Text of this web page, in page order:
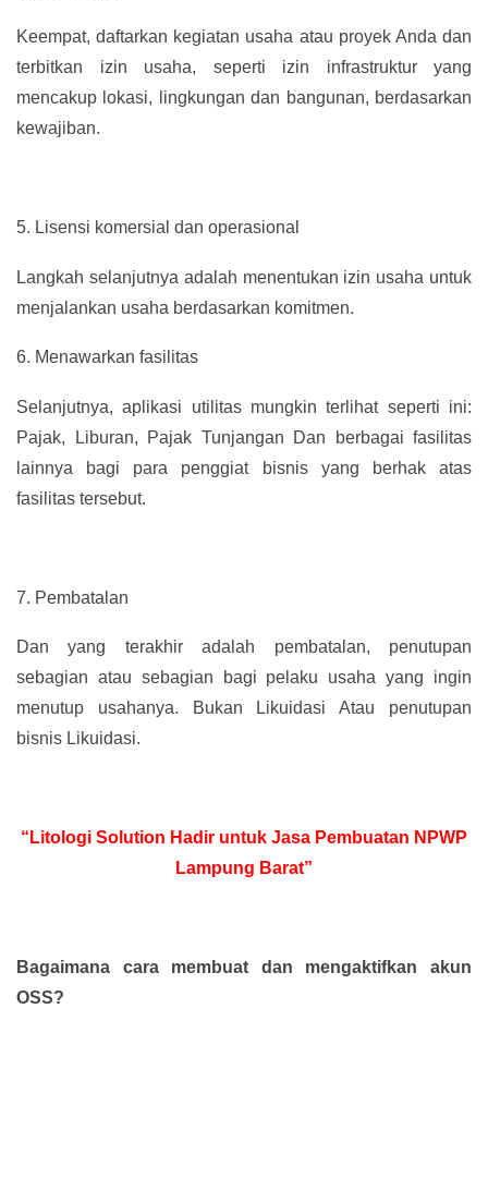
Keempat, daftarkan kegiatan usaha atau proyek Anda dan
terbitkan izin usaha, seperti izin infrastruktur yang
mencakup lokasi, lingkungan dan bangunan, berdasarkan
kewajiban.
5. Lisensi komersial dan operasional
Langkah selanjutnya adalah menentukan izin usaha untuk
menjalankan usaha berdasarkan komitmen.
6. Menawarkan fasilitas
Selanjutnya, aplikasi utilitas mungkin terlihat seperti ini:
Pajak, Liburan, Pajak Tunjangan Dan berbagai fasilitas
lainnya bagi para penggiat bisnis yang berhak atas
fasilitas tersebut.
7. Pembatalan
Dan yang terakhir adalah pembatalan, penutupan
sebagian atau sebagian bagi pelaku usaha yang ingin
menutup usahanya. Bukan Likuidasi Atau penutupan
bisnis Likuidasi.
“Litologi Solution Hadir untuk Jasa Pembuatan NPWP
Lampung Barat”
Bagaimana cara membuat dan mengaktifkan akun
OSS?